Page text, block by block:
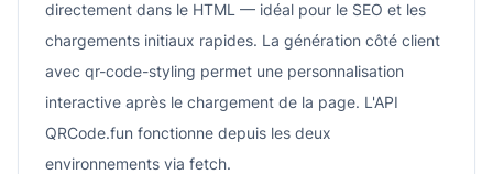
directement dans le HTML — idéal pour le SEO et les
chargements initiaux rapides. La génération côté client
avec qr-code-styling permet une personnalisation
interactive après le chargement de la page. L'API
QRCode.fun fonctionne depuis les deux
environnements via fetch.